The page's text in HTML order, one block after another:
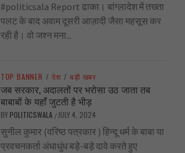
#politicsala Report ढाका। बांग्लादेश में तख्ता
पलट के बाद अवाम दूसरी आज़ादी जैसा महसूस कर
रही है। वो जश्न मना...
TOP BANNER / देश / बड़ी खबर
जब सरकार, अदालतों पर भरोसा उठ जाता तब
बाबाबों के यहाँ जुटती है भीड़
BY POLITICSWALA / JULY 4, 2024
सुनील कुमार (वरिष्ठ पत्रकार ) हिन्दू धर्म के बाबा या
प्रवचनकर्ता अंधाधुंध बड़े-बड़े दावे करते हुए